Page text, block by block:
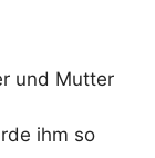
und Mutter
ihm so